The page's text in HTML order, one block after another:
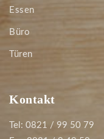
Essen
Büro
Türen
Kontakt
Tel: 0821 / 99 50 79